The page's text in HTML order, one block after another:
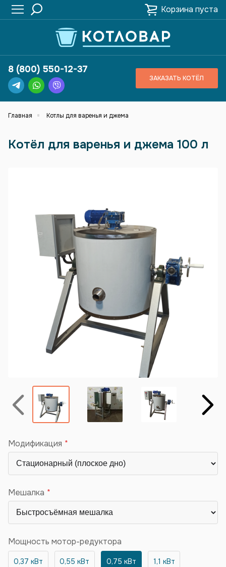
Корзина пуста
8 (800) 550-12-37
ЗАКАЗАТЬ КОТЁЛ
Главная Котлы для варенья и джема
Котёл для варенья и джема 100 л
Назад Вперёд
Модификация
Мешалка
Мощность мотор-редуктора
0,37 кВт 0,55 кВт 0,75 кВт 1,1 кВт